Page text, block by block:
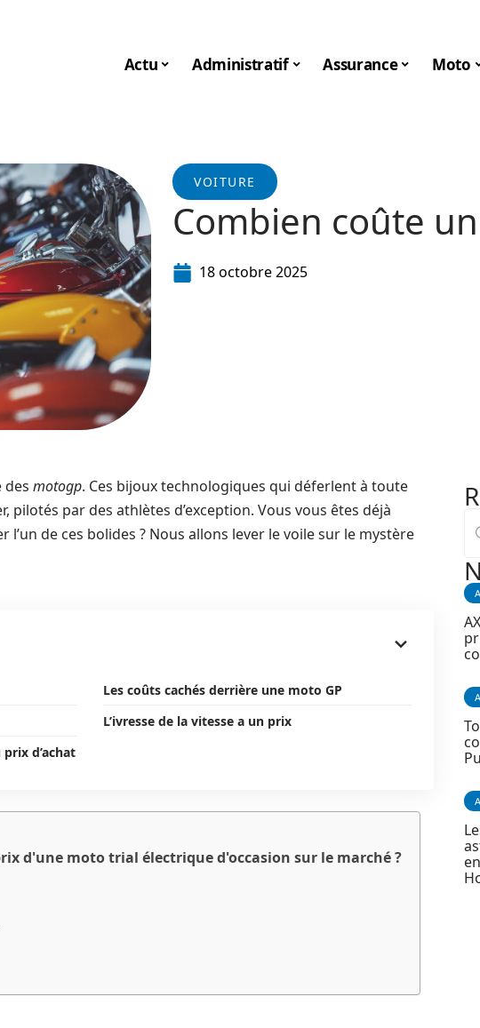
Actu Administratif Assurance Moto
VOITURE
Combien coûte
18 octobre 2025
des motogp. Ces bijoux technologiques qui déferlent à toute
pilotés par des athlètes d’exception. Vous vous êtes déjà
de ces bolides ? Nous allons lever le voile sur le mystère
Les coûts cachés derrière une moto GP
L’ivresse de la vitesse a un prix
d’achat
d'une moto trial électrique d'occasion sur le marché ?